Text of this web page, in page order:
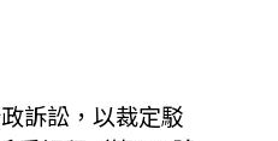
訴訟，以裁定駁